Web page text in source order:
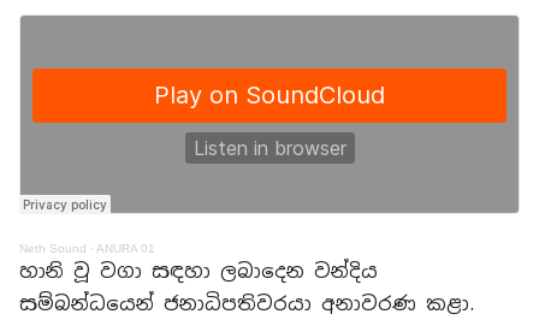
Neth Sound · ANURA 01
හානි වූ වගා සඳහා ලබාදෙන වන්දිය
සම්බන්ධයෙන් ජනාධිපතිවරයා අනාවරණ කළා.